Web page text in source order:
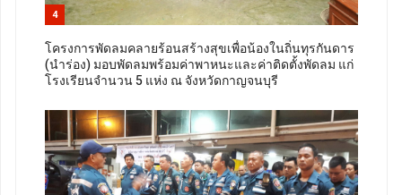
4
โครงการพัดลมคลายร้อนสร้างสุขเพื่อน้องในถิ่นทุรกันดาร
(นำร่อง) มอบพัดลมพร้อมค่าพาหนะและค่าติดตั้งพัดลม แก่
โรงเรียนจำนวน 5 แห่ง ณ จังหวัดกาญจนบุรี